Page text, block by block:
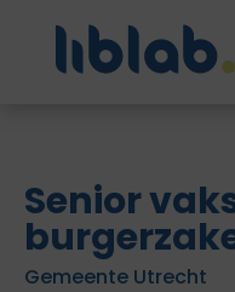
Senior
Gemeente Utrecht